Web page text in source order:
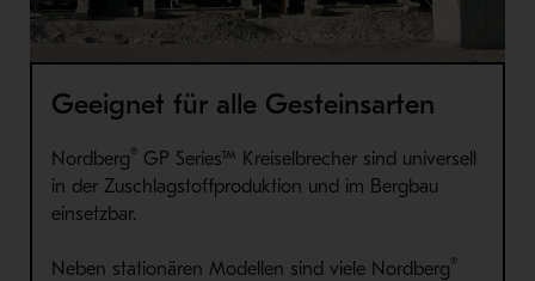
Geeignet für alle Gesteinsarten
Nordberg ® GP Series™ Kreiselbrecher sind universell
in der Zuschlagstoffproduktion und im Bergbau
einsetzbar.
Neben stationären Modellen sind viele Nordberg ®